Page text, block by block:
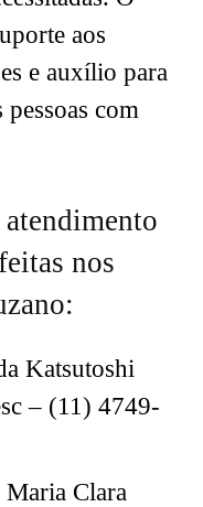
aos
e auxílio para
com
nos
Katsutoshi
– (11) 4749-
Maria Clara